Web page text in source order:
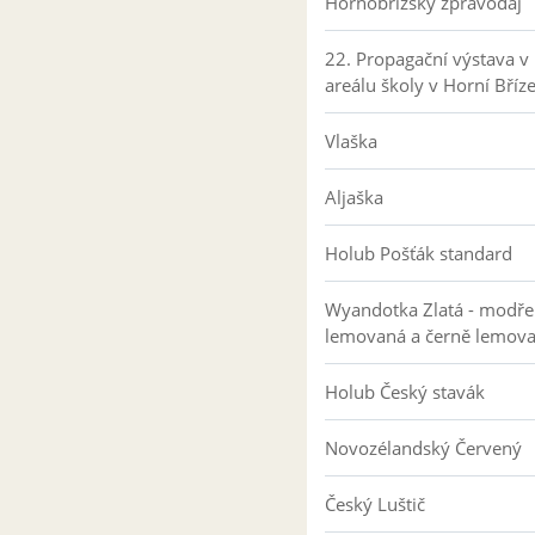
22. Propagační výstava v
areálu školy v Horní Bříze
Vlaška
Aljaška
Holub Pošťák standard
Wyandotka Zlatá - modře
lemovaná a černě
Holub Český stavák
Novozélandský Červený
Český Luštič